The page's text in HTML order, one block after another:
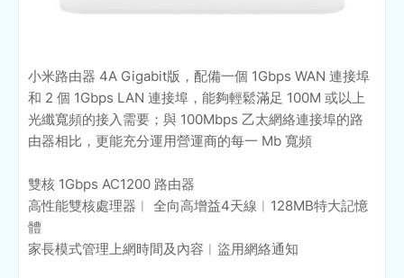
小米路由器 4A Gigabit版，配備一個 1Gbps WAN 連接埠
和 2 個 1Gbps LAN 連接埠，能夠輕鬆滿足 100M 或以上
光纖寬頻的接入需要；與 100Mbps 乙太網絡連接埠的路
由器相比，更能充分運用營運商的每一 Mb 寬頻
雙核 1Gbps AC1200 路由器
高性能雙核處理器︱ 全向高增益4天線︱128MB特大記憶
體
家長模式管理上網時間及內容︱盜用網絡通知